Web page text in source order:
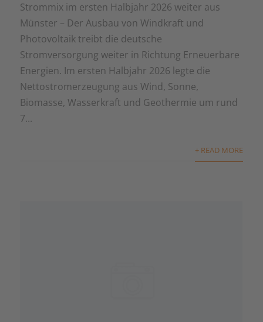
Strommix im ersten Halbjahr 2026 weiter aus
Münster – Der Ausbau von Windkraft und
Photovoltaik treibt die deutsche
Stromversorgung weiter in Richtung Erneuerbare
Energien. Im ersten Halbjahr 2026 legte die
Nettostromerzeugung aus Wind, Sonne,
Biomasse, Wasserkraft und Geothermie um rund
7...
+ READ MORE